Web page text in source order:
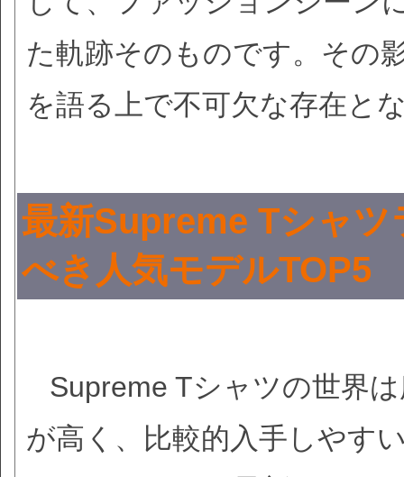
た軌跡そのものです。その
を語る上で不可欠な存在と
最新Supreme Tシャ
べき人気モデルTOP5
Supreme Tシャツの世界
が高く、比較的入手しやす